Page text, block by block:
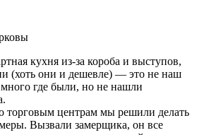
кухня из-за короба и выступов,
(хоть они и дешевле) — это не наш
где были, но не нашли
торговым центрам мы решили делать
Вызвали замерщика, он все